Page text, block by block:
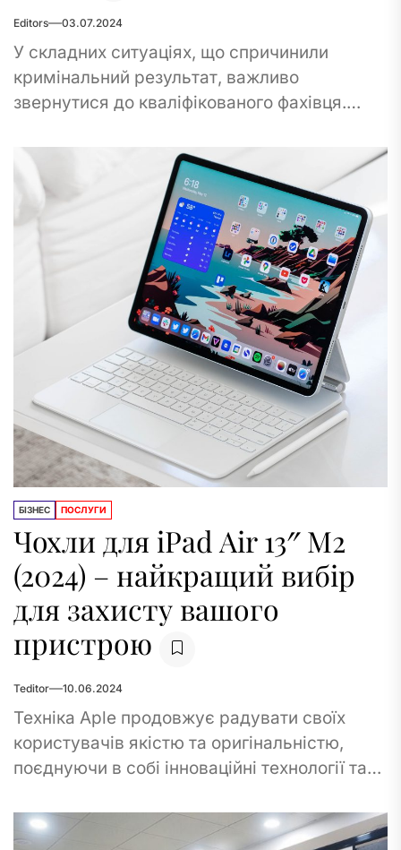
Editors 03.07.2024
У складних ситуаціях, що спричинили
кримінальний результат, важливо
звернутися до кваліфікованого фахівця.
роль у захисті прав та інтересів своїх
клієнтів, надаючи...
БІЗНЕС ПОСЛУГИ
Чохли для iPad Air 13″ M2
(2024) – найкращий вибір
для захисту вашого
пристрою
Teditor 10.06.2024
Техніка Aple продовжує радувати своїх
користувачів якістю та оригінальністю,
поєднуючи в собі інноваційні технології та
від різного роду зовнішніх...